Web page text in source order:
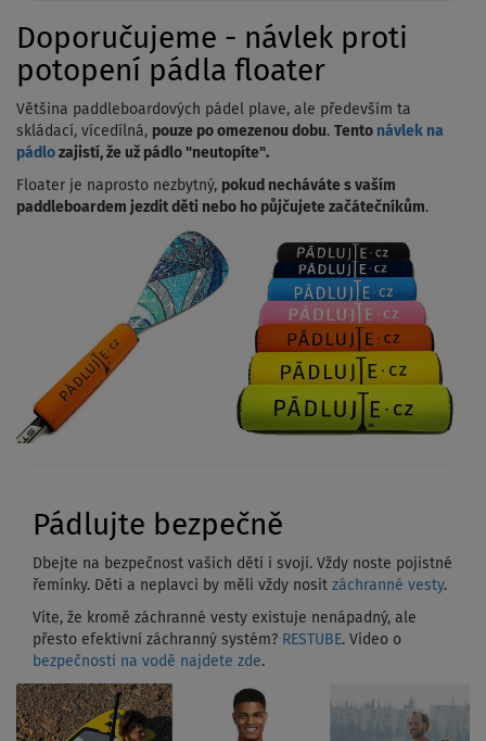
Doporučujeme - návlek proti
potopení pádla floater
Většina paddleboardových pádel plave, ale především ta
skládací, vícedílná, pouze po omezenou dobu. Tento návlek na
pádlo zajistí, že už pádlo "neutopíte".
Floater je naprosto nezbytný, pokud necháváte s vaším
paddleboardem jezdit děti nebo ho půjčujete začátečníkům.
Pádlujte bezpečně
Dbejte na bezpečnost vašich dětí i svoji. Vždy noste pojistné
řemínky. Děti a neplavci by měli vždy nosit záchranné vesty.
Víte, že kromě záchranné vesty existuje nenápadný, ale
přesto efektivní záchranný systém? RESTUBE. Video o
bezpečnosti na vodě najdete zde.